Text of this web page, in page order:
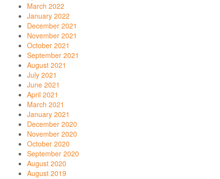
March 2022
January 2022
December 2021
November 2021
October 2021
September 2021
August 2021
July 2021
June 2021
April 2021
March 2021
January 2021
December 2020
November 2020
October 2020
September 2020
August 2020
August 2019